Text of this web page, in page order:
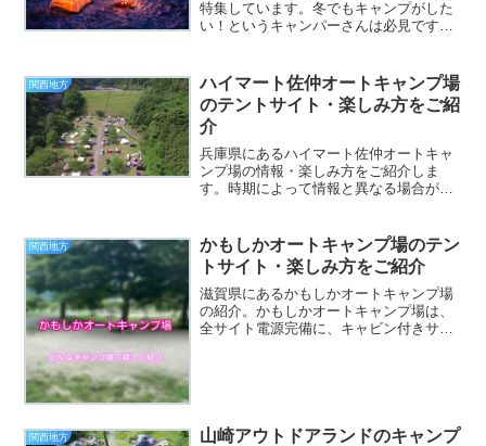
特集しています。冬でもキャンプがした
い！というキャンパーさんは必見です。
ゾート森のひとときアクセス兵庫県丹波
市市島町与戸 長尾52-...
関西地方
ハイマート佐仲オートキャンプ場
のテントサイト・楽しみ方をご紹
介
兵庫県にあるハイマート佐仲オートキャ
ンプ場の情報・楽しみ方をご紹介しま
す。時期によって情報と異なる場合があ
イマート佐仲オートキャンプ場出典元：
公式サイト営業期間通年営業...
関西地方
かもしかオートキャンプ場のテン
トサイト・楽しみ方をご紹介
滋賀県にあるかもしかオートキャンプ場
の紹介。かもしかオートキャンプ場は、
全サイト電源完備に、キャビン付きサイ
関西地方
山崎アウトドアランドのキャンプ